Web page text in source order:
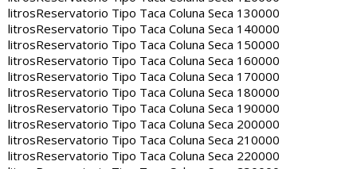
litrosReservatorio Tipo Taca Coluna Seca 130000
litrosReservatorio Tipo Taca Coluna Seca 140000
litrosReservatorio Tipo Taca Coluna Seca 150000
litrosReservatorio Tipo Taca Coluna Seca 160000
litrosReservatorio Tipo Taca Coluna Seca 170000
litrosReservatorio Tipo Taca Coluna Seca 180000
litrosReservatorio Tipo Taca Coluna Seca 190000
litrosReservatorio Tipo Taca Coluna Seca 200000
litrosReservatorio Tipo Taca Coluna Seca 210000
litrosReservatorio Tipo Taca Coluna Seca 220000